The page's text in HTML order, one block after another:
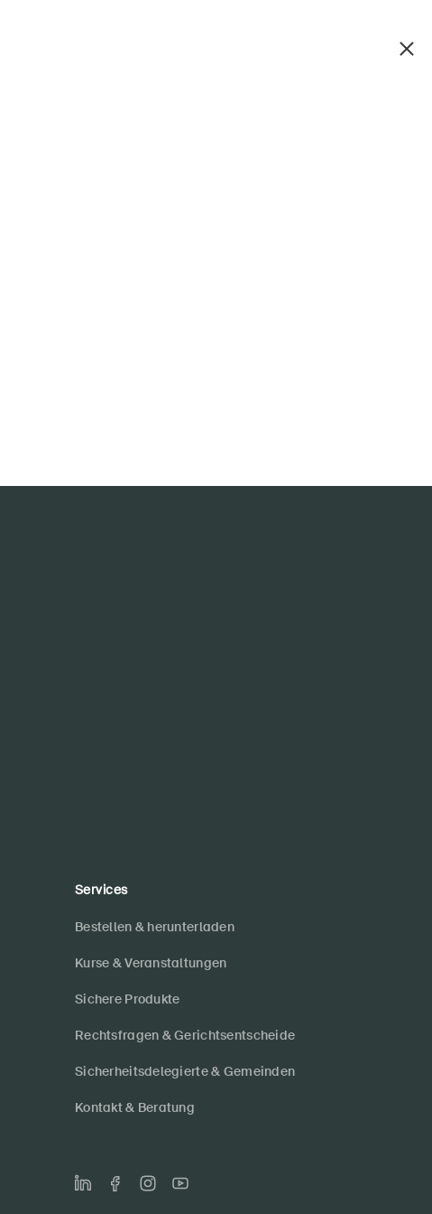
Services
Bestellen & herunterladen
Kurse & Veranstaltungen
Sichere Produkte
Rechtsfragen & Gerichtsentscheide
Sicherheitsdelegierte & Gemeinden
Kontakt & Beratung